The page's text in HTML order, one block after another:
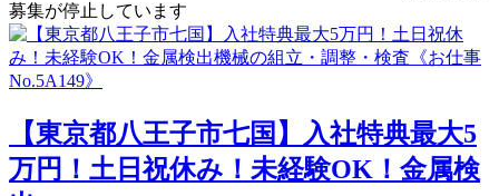
募集が停止しています
【東京都八王子市七国】入社特典最大5
万円！土日祝休み！未経験OK！金属検